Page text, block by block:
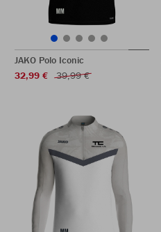
JAKO Polo Iconic
32,99 €
39,99 €